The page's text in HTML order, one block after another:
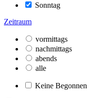
Sonntag
Zeitraum
vormittags
nachmittags
abends
alle
Keine Begonnen